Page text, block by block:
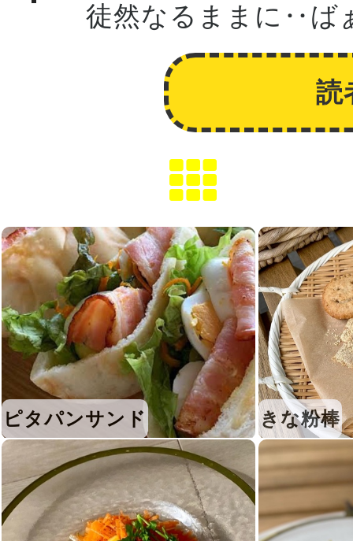
徒然なるままに‥ば
読
ピタパンサンド きな粉棒